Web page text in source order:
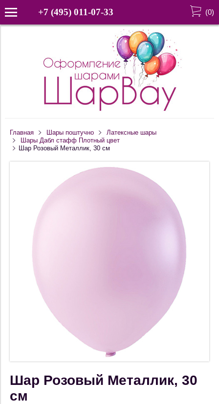
+7 (495) 011-07-33 (0)
Главная Шары поштучно
Латексные шары
Шары Дабл стафф Плотный цвет
Шар Розовый Металлик, 30 см
Шар Розовый Металлик, 30
см